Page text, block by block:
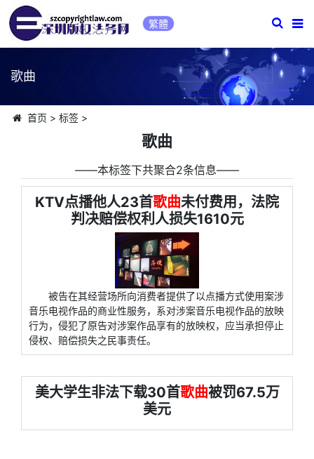
繁體
歌曲
首页 > 标签>
歌曲
――本标签下共聚合2条信息――
KTV点播他人23首歌曲未付费用，法院
判决赔偿权利人损失1610元
被告在其经营场所向消费者提供了以点播方式使用案涉
音乐电视作品的商业性服务，系对涉案音乐电视作品的放映
行为，侵犯了原告对涉案作品享有的放映权，应当承担停止
侵权、赔偿损失之民事责任。
美大学生非法下载30首歌曲被罚67.5万
美元